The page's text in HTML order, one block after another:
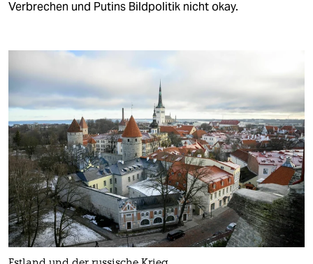
Verbrechen und Putins Bildpolitik nicht okay.